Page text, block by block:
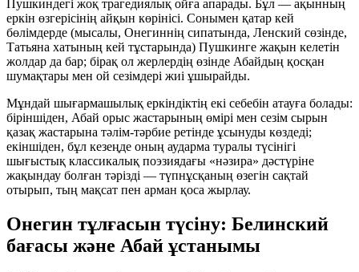
Пушкиндегі жоқ трагедиялық ойға апарады. Бұл — ақынның
еркін өзгерісінің айқын көрінісі. Сонымен қатар кей
бөлімдерде (мысалы, Онегиннің сипатында, Ленский сөзінде,
Татьяна хатының кей тұстарында) Пушкинге жақын келетін
жолдар да бар; бірақ ол жерлердің өзінде Абайдың қосқан
шумақтары мен ой сезімдері жиі ұшырайды.
Мұндай шығармашылық еркіндіктің екі себебін атауға болады:
біріншіден, Абай орыс жастарының өмірі мен сезім сырын
қазақ жастарына тәлім-тәрбие ретінде ұсынуды көздеді;
екіншіден, бұл кезеңде оның аударма туралы түсінігі
шығыстық классикалық поэзиядағы «нәзира» дәстүріне
жақындау болған тәрізді — түпнұсқаның өзегін сақтай
отырып, тың мақсат пен арман қоса жырлау.
Онегин тұлғасын түсіну: Белинский
бағасы және Абай ұстанымы